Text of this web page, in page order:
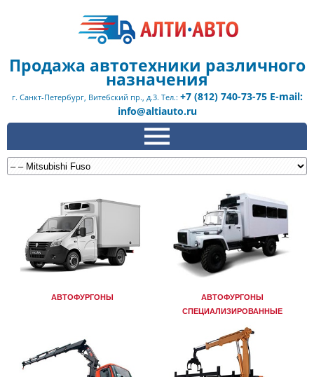
Продажа автотехники различного
назначения
г. Санкт-Петербург, Витебский пр., д.3. Тел.: +7 (812) 740-73-75 E-mail:
info@altiauto.ru
АВТОФУРГОНЫ
АВТОФУРГОНЫ
СПЕЦИАЛИЗИРОВАННЫЕ